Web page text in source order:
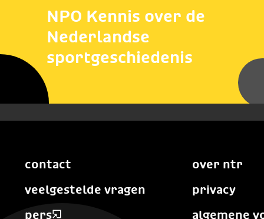
NPO Kennis over de
Nederlandse
sportgeschiedenis
contact
veelgestelde vragen
pers
over ntr
privacy
algemene